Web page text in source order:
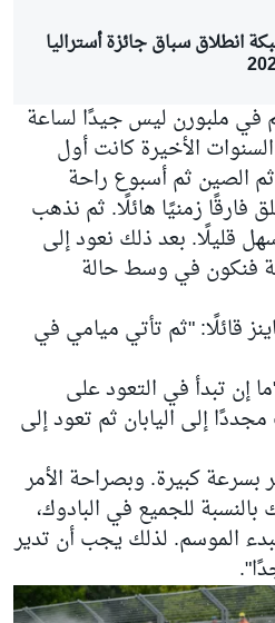
انطلاق سباق جائزة أستراليا
في ملبورن ليس جيدًا لساعة
الأخيرة كانت أول
الصين ثم أسبوع راحة
فارقًا زمنيًا هائلًا. ثم نذهب
قليلًا. بعد ذلك نعود إلى
فنكون في وسط حالة
قائلًا: "ثم تأتي ميامي في
إن تبدأ في التعود على
إلى اليابان ثم تعود إلى
كبيرة. وبصراحة الأمر
للجميع في البادوك،
الموسم. لذلك يجب أن تدير